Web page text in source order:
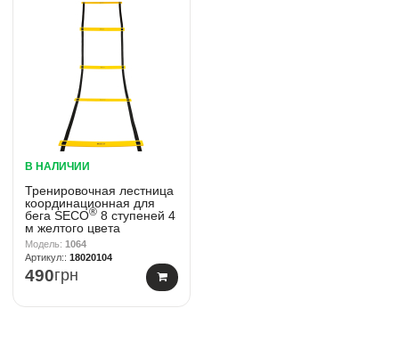
В НАЛИЧИИ
Тренировочная лестница
координационная для
бега SECO® 8 ступеней 4
м желтого цвета
1064
18020104
490грн